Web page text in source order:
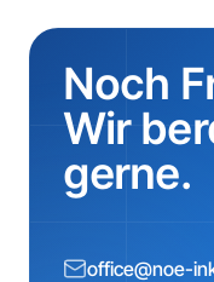
Noch
Wir
gerne.
office@noe-